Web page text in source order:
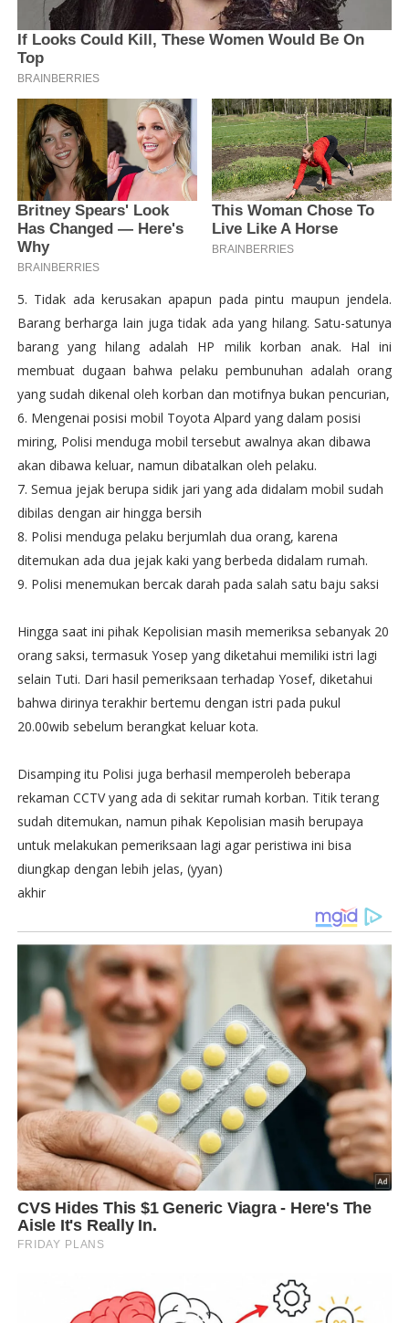
5. Tidak ada kerusakan apapun pada pintu maupun jendela.
Barang berharga lain juga tidak ada yang hilang. Satu-satunya
barang yang hilang adalah HP milik korban anak. Hal ini
membuat dugaan bahwa pelaku pembunuhan adalah orang
yang sudah dikenal oleh korban dan motifnya bukan pencurian,
6. Mengenai posisi mobil Toyota Alpard yang dalam posisi
miring, Polisi menduga mobil tersebut awalnya akan dibawa
akan dibawa keluar, namun dibatalkan oleh pelaku.
7. Semua jejak berupa sidik jari yang ada didalam mobil sudah
dibilas dengan air hingga bersih
8. Polisi menduga pelaku berjumlah dua orang, karena
ditemukan ada dua jejak kaki yang berbeda didalam rumah.
9. Polisi menemukan bercak darah pada salah satu baju saksi
Hingga saat ini pihak Kepolisian masih memeriksa sebanyak 20
orang saksi, termasuk Yosep yang diketahui memiliki istri lagi
selain Tuti. Dari hasil pemeriksaan terhadap Yosef, diketahui
bahwa dirinya terakhir bertemu dengan istri pada pukul
20.00wib sebelum berangkat keluar kota.
Disamping itu Polisi juga berhasil memperoleh beberapa
rekaman CCTV yang ada di sekitar rumah korban. Titik terang
sudah ditemukan, namun pihak Kepolisian masih berupaya
untuk melakukan pemeriksaan lagi agar peristiwa ini bisa
diungkap dengan lebih jelas, (yyan)
akhir